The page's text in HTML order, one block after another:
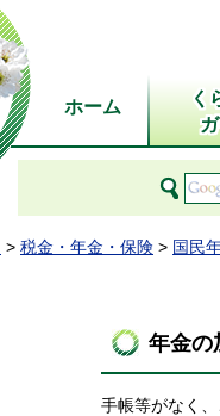
ホーム
く
> 税金・年金・保険 > 国民
年金の
手帳等がなく